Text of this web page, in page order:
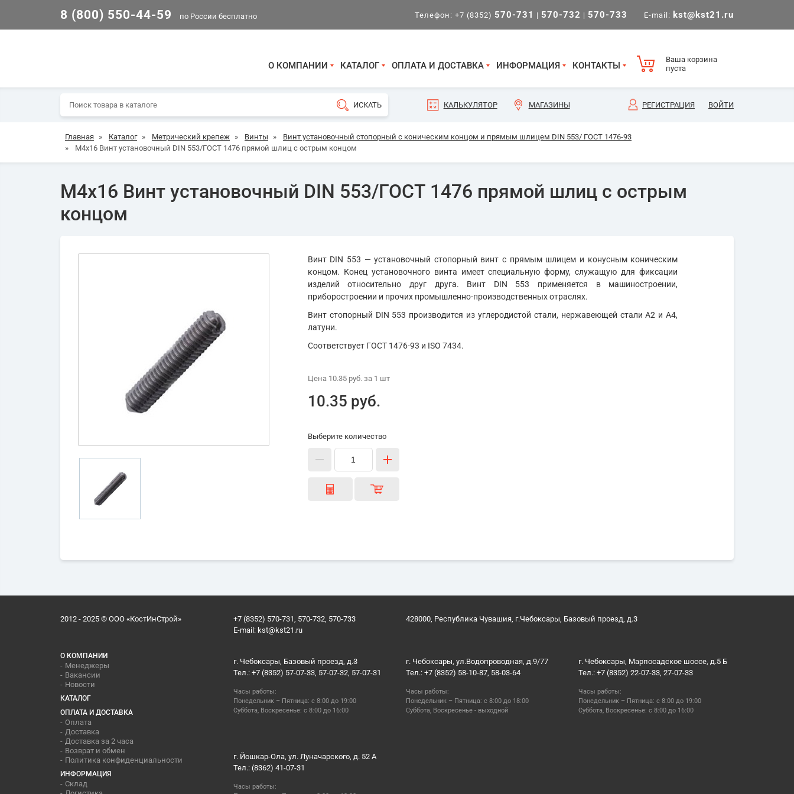
8 (800) 550-44-59 по России бесплатно Телефон: +7 (8352) 570-731 | 570-732 | 570-733 E-mail: kst@kst21.ru
О КОМПАНИИ КАТАЛОГ ОПЛАТА И ДОСТАВКА ИНФОРМАЦИЯ КОНТАКТЫ
Ваша корзина
пуста
КАЛЬКУЛЯТОР МАГАЗИНЫ РЕГИСТРАЦИЯ ВОЙТИ
Главная » Каталог » Метрический крепеж » Винты »
Винт установочный стопорный с коническим концом и прямым шлицем DIN 553/ ГОСТ 1476-93
»
М4х16 Винт установочный DIN 553/ГОСТ 1476 прямой шлиц с острым концом
М4х16 Винт установочный DIN 553/ГОСТ 1476 прямой шлиц с острым
концом
Винт DIN 553 — установочный стопорный винт с прямым шлицем и конусным коническим
концом. Конец установочного винта имеет специальную форму, служащую для фиксации
изделий относительно друг друга. Винт DIN 553 применяется в машиностроении,
приборостроении и прочих промышленно-производственных отраслях.
Винт стопорный DIN 553 производится из углеродистой стали, нержавеющей стали А2 и А4,
латуни.
Соответствует ГОСТ 1476-93 и ISO 7434.
Цена 10.35 руб.за 1 шт
10.35 руб.
Выберите количество
2012 - 2025 © ООО «КостИнСтрой»
+7 (8352) 570-731, 570-732, 570-733
E-mail: kst@kst21.ru
428000, Республика Чувашия, г.Чебоксары, Базовый проезд, д.3
О КОМПАНИИ
Менеджеры
Вакансии
Новости
КАТАЛОГ
ОПЛАТА И ДОСТАВКА
Оплата
Доставка
Доставка за 2 часа
Возврат и обмен
Политика конфиденциальности
ИНФОРМАЦИЯ
Склад
г. Чебоксары, Базовый проезд, д.3
Тел.: +7 (8352) 57-07-33, 57-07-32, 57-07-31
Часы работы:
Понедельник – Пятница: с 8:00 до 19:00
Суббота, Воскресенье: с 8:00 до 16:00
г. Чебоксары, ул.Водопроводная, д.9/77
Тел.: +7 (8352) 58-10-87, 58-03-64
Часы работы:
Понедельник – Пятница: с 8:00 до 18:00
Суббота, Воскресенье - выходной
г. Чебоксары, Марпосадское шоссе, д.5 Б
Тел.: +7 (8352) 22-07-33, 27-07-33
Часы работы:
Понедельник – Пятница: с 8:00 до 19:00
Суббота, Воскресенье: с 8:00 до 16:00
г. Йошкар-Ола, ул. Луначарского, д. 52 А
Тел.: (8362) 41-07-31
Часы работы: